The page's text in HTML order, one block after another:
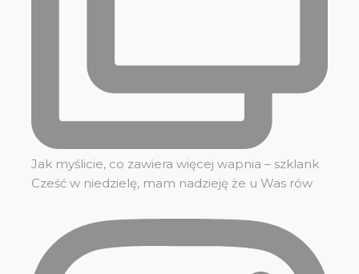
Jak myślicie, co zawiera więcej wapnia – szklank
Cześć w niedzielę, mam nadzieję że u Was rów